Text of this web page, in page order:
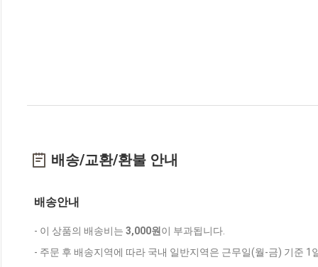
배송/교환/환불 안내
배송안내
- 이 상품의 배송비는 3,000원 이 부과됩니다.
- 주문 후 배송지역에 따라 국내 일반지역은 근무일(월-금) 기준